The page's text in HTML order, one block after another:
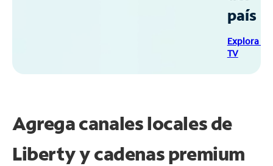
país
Explora
TV
Agrega canales locales de
Liberty y cadenas premium